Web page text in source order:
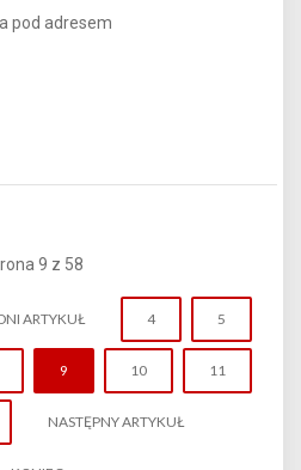
pod adresem
9 z 58
ARTYKUŁ 4 5
9 10 11
NASTĘPNY ARTYKUŁ